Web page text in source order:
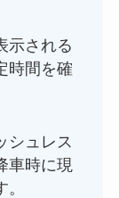
示される
時間を確
シュレス
車時に現